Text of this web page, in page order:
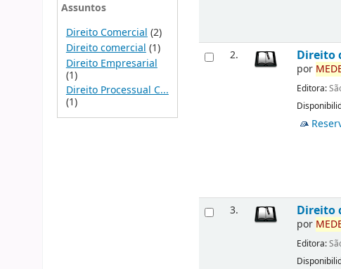
Assuntos
Direito Comercial (2)
Direito comercial (1)
Direito Empresarial
(1)
Direito Processual C...
(1)
2. Direito
por ME
Editora:
3. Direito
por ME
Editora: